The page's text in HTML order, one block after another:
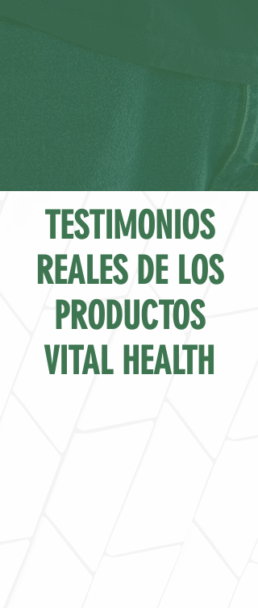
TESTIMONIOS
REALES DE LOS
PRODUCTOS
VITAL HEALTH